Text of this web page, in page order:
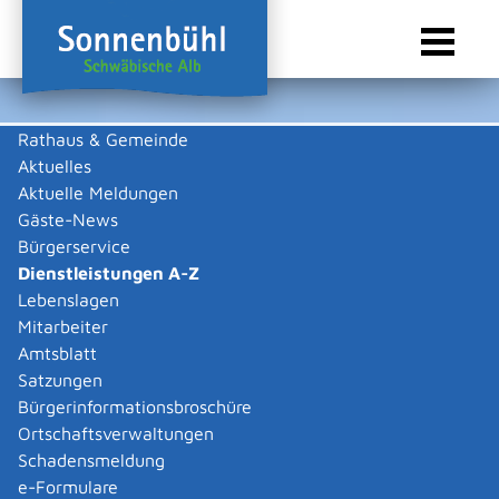
Rathaus & Gemeinde
Aktuelles
Aktuelle Meldungen
Gäste-News
Bürgerservice
Dienstleistungen A-Z
Lebenslagen
Mitarbeiter
Amtsblatt
Satzungen
Bürgerinformationsbroschüre
Ortschaftsverwaltungen
Schadensmeldung
e-Formulare
Sie sind hier:
Dienstleistungen A-Z
Dienstleistungen A-Z
Leistungen
Vielzahl von kommunalen und staatlichen
Verwaltungsvorgängen. Insbesondere erhalten Sie
Informationen zu den erforderlichen Unterlagen die zu
einer bestimmen Verwaltungsdienstleistung notwendig